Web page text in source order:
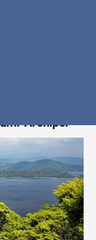
Archipel